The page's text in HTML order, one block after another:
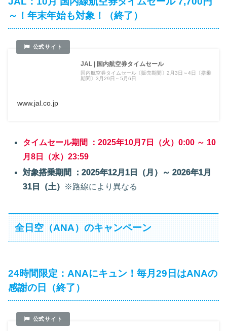
～！年末年始も対象！（終了）
JAL | 国内航空券タイムセール
国内航空券タイムセール〔販売期間〕2月3日～4日〔搭乗
期間〕3月29日～5月6日
www.jal.co.jp
タイムセール期間 ：2025年10月7日（火）0:00 ～ 10
月8日（水）23:59
対象搭乗期間 ：2025年12月1日（月）～ 2026年1月
31日（土）
※路線により異なる
全日空（ANA）のキャンペーン
24時間限定：ANAにキュン！毎月29日はANAの
感謝の日（終了）